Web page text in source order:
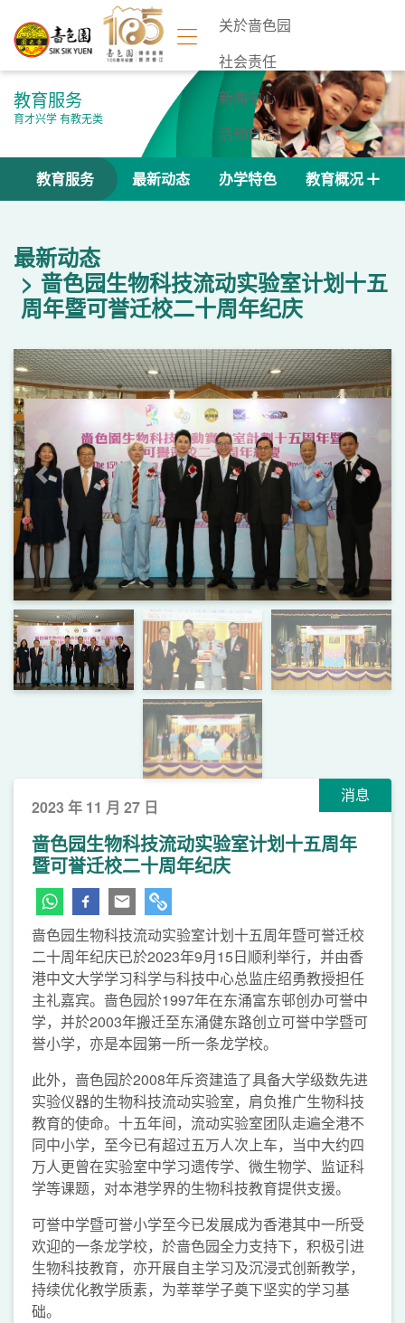
关於啬色园
社会责任
新闻中心
活动日志
联络我们
教育服务
育才兴学 有教无类
教育服务 最新动态 办学特色 教育概况
最新动态
啬色园生物科技流动实验室计划十五
周年暨可誉迁校二十周年纪庆
上一页 下一页
消息
2023 年 11 月 27 日
啬色园生物科技流动实验室计划十五周年
暨可誉迁校二十周年纪庆
啬色园生物科技流动实验室计划十五周年暨可誉迁校
二十周年纪庆已於2023年9月15日顺利举行，并由香
港中文大学学习科学与科技中心总监庄绍勇教授担任
主礼嘉宾。啬色园於1997年在东涌富东邨创办可誉中
学，并於2003年搬迁至东涌健东路创立可誉中学暨可
誉小学，亦是本园第一所一条龙学校。
此外，啬色园於2008年斥资建造了具备大学级数先进
实验仪器的生物科技流动实验室，肩负推广生物科技
教育的使命。十五年间，流动实验室团队走遍全港不
同中小学，至今已有超过五万人次上车，当中大约四
万人更曾在实验室中学习遗传学、微生物学、监证科
学等课题，对本港学界的生物科技教育提供支援。
可誉中学暨可誉小学至今已发展成为香港其中一所受
欢迎的一条龙学校，於啬色园全力支持下，积极引进
生物科技教育，亦开展自主学习及沉浸式创新教学，
持续优化教学质素，为莘莘学子奠下坚实的学习基
础。